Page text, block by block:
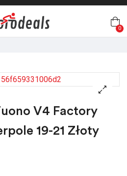
0
V4 Factory
19-21 Złoty